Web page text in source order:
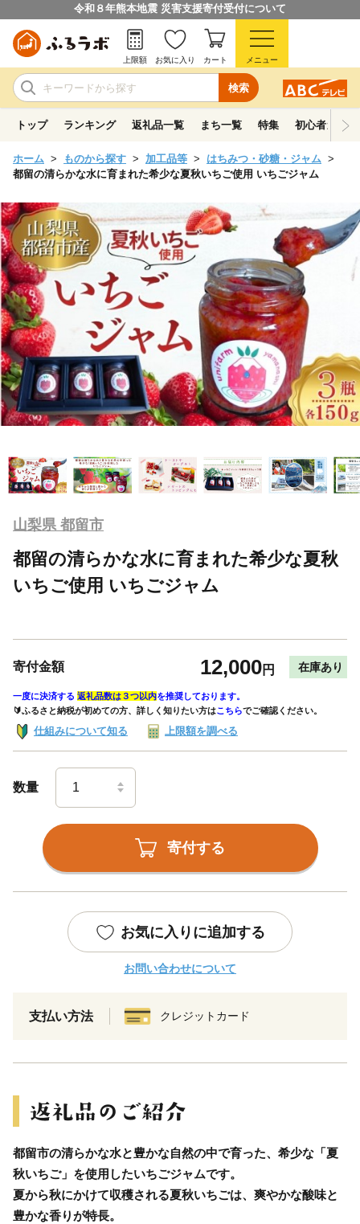
令和８年熊本地震 災害支援寄付受付について
検索
上限額 お気に入り カート メニュー
トップ ランキング 返礼品一覧 まち一覧 特集 初心者ガイド
ホーム ものから探す 加工品等
はちみつ・砂糖・ジャム
都留の清らかな水に育まれた希少な夏秋いちご使用 いちごジャム
山梨県 都留市
都留の清らかな水に育まれた希少な夏秋
いちご使用 いちごジャム
寄付金額 12,000円 在庫あり
一度に決済する 返礼品数は３つ以内を推奨しております。
🔰ふるさと納税が初めての方、詳しく知りたい方はこちらでご確認ください。
仕組みについて知る 上限額を調べる
数量
寄付する
お気に入りに追加する
お問い合わせについて
支払い方法 クレジットカード
都留市の清らかな水と豊かな自然の中で育った、希少な「夏
秋いちご」を使用したいちごジャムです。
夏から秋にかけて収穫される夏秋いちごは、爽やかな酸味と
豊かな香りが特長。